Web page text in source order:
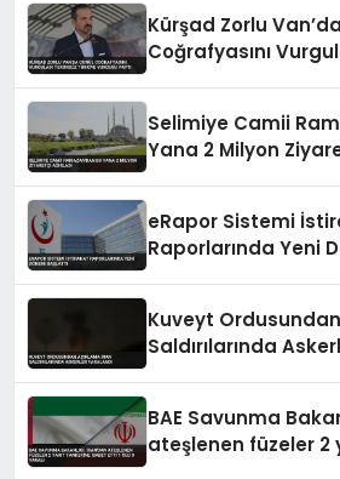
Kürşad Zorlu
Coğrafyasını
Selimiye Camii
Yana 2 Milyon
eRapor Sistemi
Raporlarında Yeni
Kuveyt
Saldırılarında
BAE Savunma
ateşlenen füzeler 2